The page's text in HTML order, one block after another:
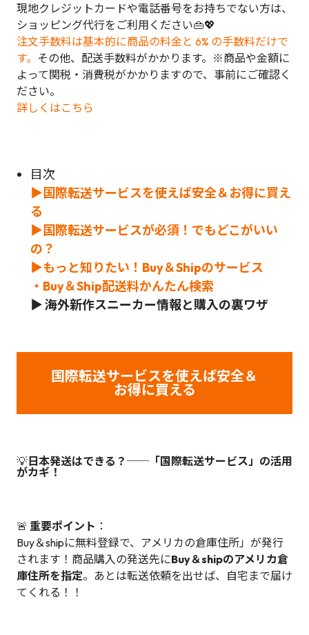
現地クレジットカードや電話番号をお持ちでない方は、
ショッピング代行をご利用ください👜💖
注文手数料は基本的に商品の料金と 6% の手数料だけで
す。 その他、配送手数料がかかります。※商品や金額に
よって関税・消費税がかかりますので、事前にご確認く
ださい。
詳しくはこちら
目次
▶国際転送サービスを使えば安全＆お得に買え
る
▶国際転送サービスが必須！でもどこがいい
の？
▶もっと知りたい！Buy＆Shipのサービス
・Buy＆Ship配送料かんたん検索
▶ 海外新作スニーカー情報と購入の裏ワザ
国際転送サービスを使えば安全＆
お得に買える
💡 日本発送はできる？──「国際転送サービス」の活用
がカギ！
🚨 重要ポイント ：
Buy＆shipに無料登録で、アメリカの倉庫住所」が発行
されます！商品購入の発送先にBuy＆shipのアメリカ倉
庫住所を指定。あとは転送依頼を出せば、自宅まで届け
てくれる！！